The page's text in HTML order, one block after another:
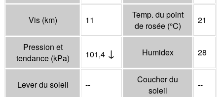
Vis (km) 11
Temp. du point
de rosée (°C)
21
Pression et
tendance (kPa) 101,4 ↓ Humidex 28
Lever du soleil --
Coucher du
soleil
--